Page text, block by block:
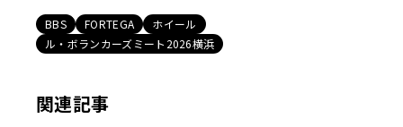
BBS FORTEGA
ホイール
ル・ボランカーズミート2026横浜
関連記事